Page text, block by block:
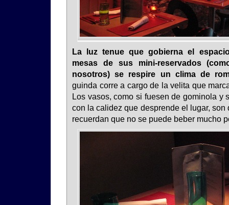
La luz tenue que gobierna el
mesas de sus mini-reservados
nosotros) se respire un clima de
guinda corre a cargo de la velita que
Los vasos, como si fuesen de gominola y
con la calidez que desprende el lugar, son
recuerdan que no se puede beber mucho